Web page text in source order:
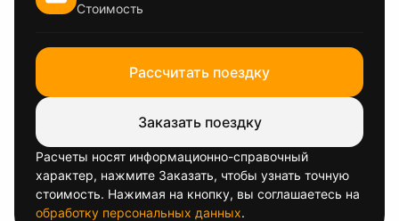
Стоимость
Рассчитать поездку
Заказать поездку
Расчеты носят информационно-справочный
характер, нажмите Заказать, чтобы узнать точную
стоимость. Нажимая на кнопку, вы соглашаетесь на
обработку персональных данных.